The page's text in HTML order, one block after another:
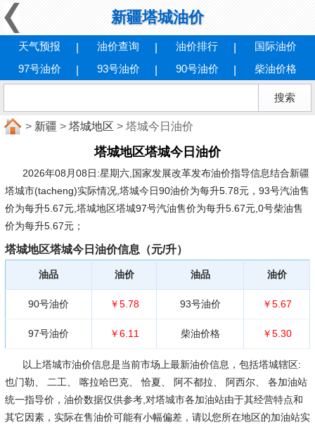
新疆塔城油价
天气预报 油价查询 油价排行
国际油价
97号油价
93号油价 90号油价 柴油价格
> 新疆 > 塔城地区 > 塔城今日油价
塔城地区塔城今日油价
2026年08月08日:星期六,国家发展改革发布油价指导信息结合新疆
塔城市(tacheng)实际情况,塔城今日90油价为每升5.78元，93号汽油售
价为每升5.67元,塔城地区塔城97号汽油售价为每升5.67元,0号柴油售
价为每升5.67元；
塔城地区塔城今日油价信息（元/升）
油品 油价 油品 油价
90号油价 ￥5.78 93号油价 ￥5.67
97号油价 ￥6.11 柴油价格 ￥5.30
以上塔城市油价信息是当前市场上最新油价信息，包括塔城辖区:
也门勒、 二工、 喀拉哈巴克、 恰夏、 阿不都拉、 阿西尔、 各加油站
统一指导价，油价数据仅供参考,对塔城市各加油站由于其经营特点和
其它因素，实际在售油价可能有小幅偏差，请以您所在地区的加油站实